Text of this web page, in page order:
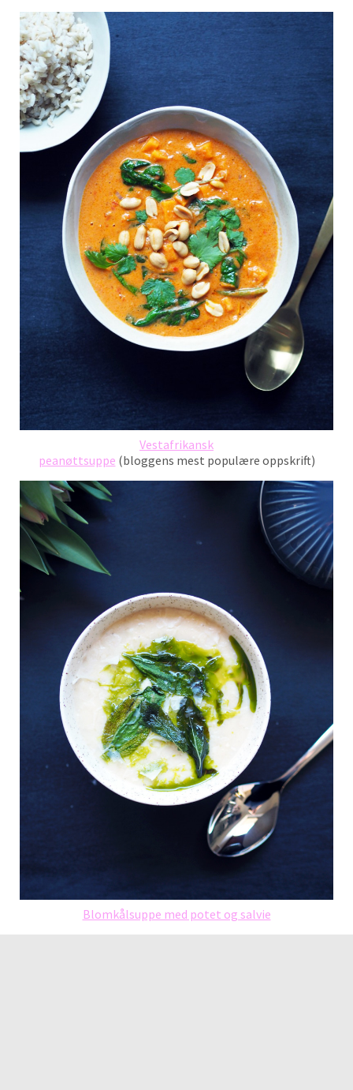
Vestafrikansk
peanøttsuppe (bloggens mest populære oppskrift)
Blomkålsuppe med potet og salvie